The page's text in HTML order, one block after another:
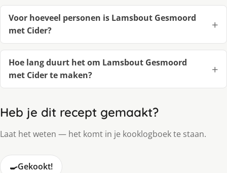
Voor hoeveel personen is Lamsbout Gesmoord
met Cider?
Hoe lang duurt het om Lamsbout Gesmoord
met Cider te maken?
Heb je dit recept gemaakt?
Laat het weten — het komt in je kooklogboek te staan.
🍳Gekookt!